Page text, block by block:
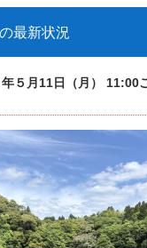
最新状況
年５月11 日（月） 11:00